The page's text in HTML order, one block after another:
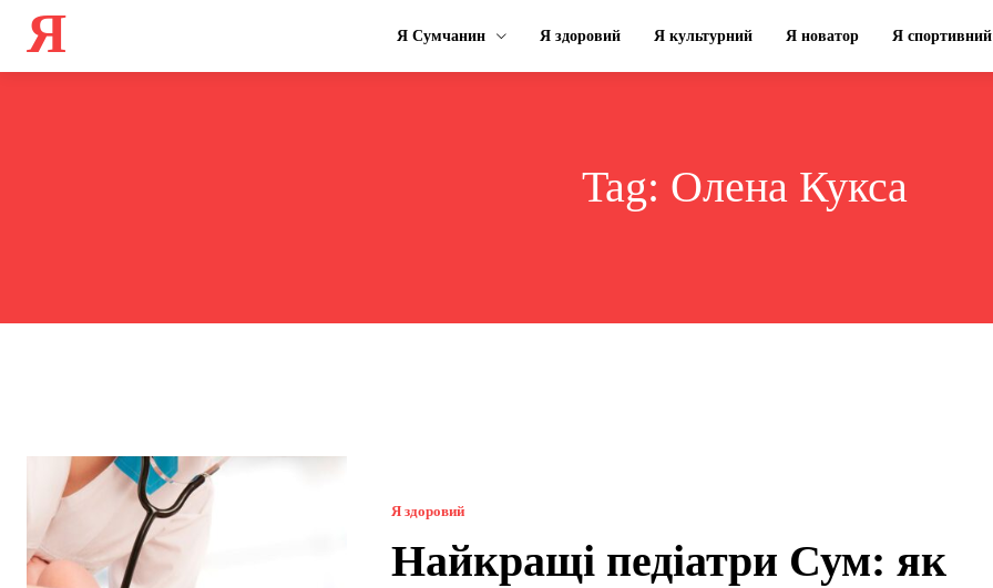
Я Я Сумчанин Я здоровий Я культурний Я новатор Я спортивний
Tag: Олена Кукса
Я здоровий
Найкращі педіатри Сум: як